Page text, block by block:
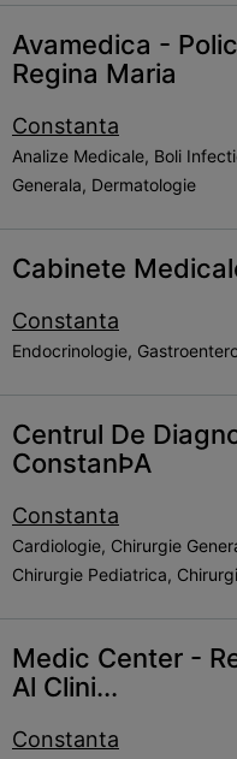
Avamedica -
Regina Maria
Constanta
Analize Medicale, Boli
Generala, Dermatologie
Cabinete
Constanta
Endocrinologie,
Centrul De
ConstanÞA
Constanta
Cardiologie, Chirurgie
Chirurgie Pediatrica,
Medic Center -
Al Clini...
Constanta